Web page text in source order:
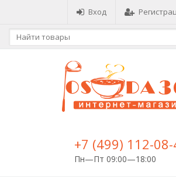
Вход
+7 (499) 112-08-
Пн—Пт 09:00—18:00